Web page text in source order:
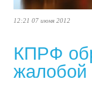
12:21 07 июня 2012
КПРФ
жалобой